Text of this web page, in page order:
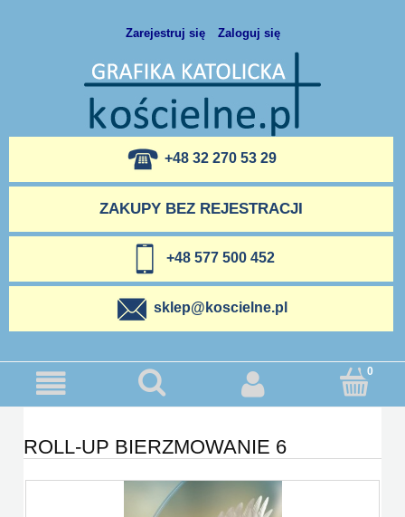
Zarejestruj się Zaloguj się
+48 32 270 53 29
ZAKUPY BEZ REJESTRACJI
+48 577 500 452
sklep@koscielne.pl
ROLL-UP BIERZMOWANIE 6